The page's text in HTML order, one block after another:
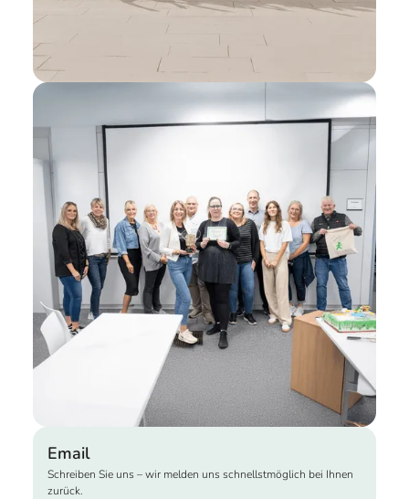
Email
Schreiben Sie uns – wir melden uns schnellstmöglich bei Ihnen
zurück.